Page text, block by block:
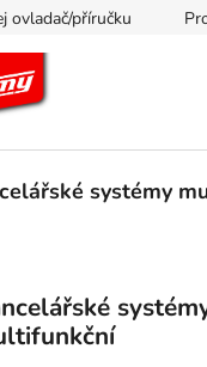
ovladač/příručku
systémy